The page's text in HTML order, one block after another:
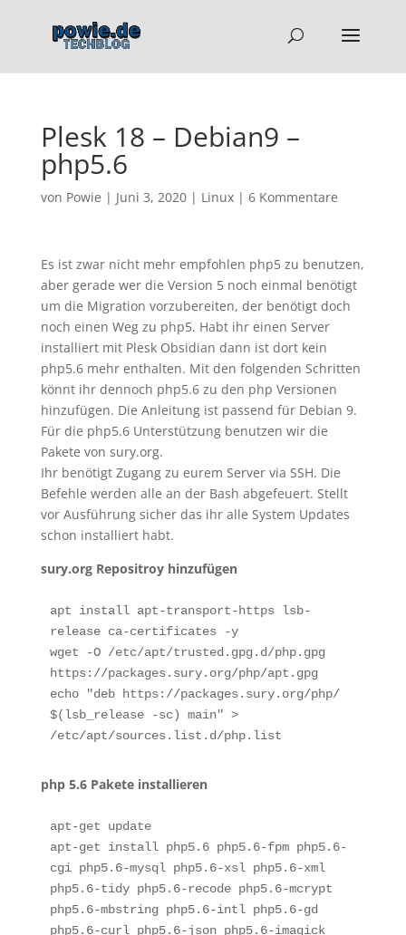
Plesk 18 – Debian9 –
php5.6
von Powie | Juni 3, 2020| Linux| 6 Kommentare
Es ist zwar nicht mehr empfohlen php5 zu benutzen,
aber gerade wer die Version 5 noch einmal benötigt
um die Migration vorzubereiten, der benötigt doch
noch einen Weg zu php5. Habt ihr einen Server
installiert mit Plesk Obsidian dann ist dort kein
php5.6 mehr enthalten. Mit den folgenden Schritten
könnt ihr dennoch php5.6 zu den php Versionen
hinzufügen. Die Anleitung ist passend für Debian 9.
Für die php5.6 Unterstützung benutzen wir die
Pakete von sury.org.
Ihr benötigt Zugang zu eurem Server via SSH. Die
Befehle werden alle an der Bash abgefeuert. Stellt
vor Ausführung sicher das ihr alle System Updates
schon installiert habt.
sury.org Repositroy hinzufügen
apt install apt-transport-https lsb-
release ca-certificates -y
wget -O /etc/apt/trusted.gpg.d/php.gpg
https://packages.sury.org/php/apt.gpg
echo "deb https://packages.sury.org/php/
$(lsb_release -sc) main" >
/etc/apt/sources.list.d/php.list
php 5.6 Pakete installieren
apt-get update
apt-get install php5.6 php5.6-fpm php5.6-
cgi php5.6-mysql php5.6-xsl php5.6-xml
php5.6-tidy php5.6-recode php5.6-mcrypt
php5.6-mbstring php5.6-intl php5.6-gd
php5.6-curl php5.6-json php5.6-imagick